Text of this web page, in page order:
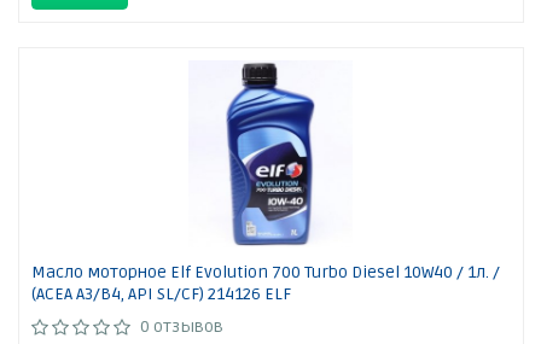
Масло моторное Elf Evolution 700 Turbo Diesel 10W40 / 1л. /
(ACEA A3/B4, API SL/CF) 214126 ELF
0 отзывов